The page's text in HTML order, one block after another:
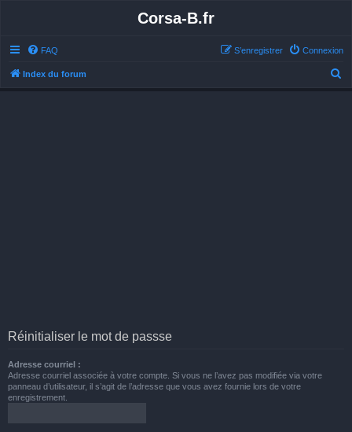
Corsa-B.fr
FAQ Connexion
S’enregistrer
Index du forum
Réinitialiser le mot de passse
Adresse courriel :
Adresse courriel associée à votre compte. Si vous ne l’avez pas modifiée via votre
panneau d’utilisateur, il s’agit de l’adresse que vous avez fournie lors de votre
enregistrement.